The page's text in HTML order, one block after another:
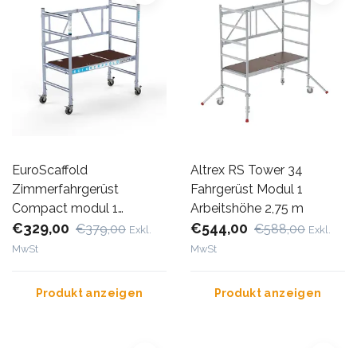
EuroScaffold
Zimmerfahrgerüst
Compact modul 1
Arbeitshöhe 3 m
€329,00 €379,00 Exkl.
MwSt
Produkt anzeigen
Altrex RS Tower 34
Fahrgerüst Modul 1
Arbeitshöhe 2,75 m
€544,00 €588,00 Exkl.
MwSt
Produkt anzeigen